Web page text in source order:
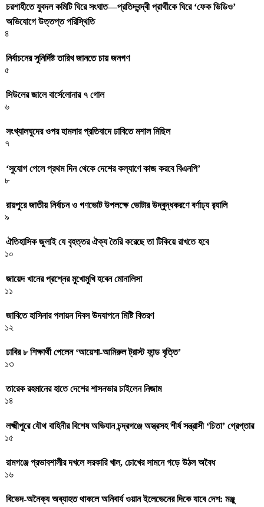
চরশাহীতে যুবদল কমিটি ঘিরে সংঘাত—প্রতিদ্বন্দ্বী প্রার্থীকে ঘিরে ‘ফেক ভিডিও’
অভিযোগে উত্তপ্ত পরিস্থিতি
৪
নির্বাচনের সুনির্দিষ্ট তারিখ জানতে চায় জনগণ
৫
সিউলের জালে বার্সেলোনার ৭ গোল
৬
সংখ্যালঘুদের ওপর হামলার প্রতিবাদে ঢাবিতে মশাল মিছিল
৭
‌‘সুযোগ পেলে প্রথম দিন থেকে দেশের কল্যাণে কাজ করবে বিএনপি’
৮
রায়পুরে জাতীয় নির্বাচন ও গণভোট উপলক্ষে ভোটার উদ্বুদ্ধকরণে বর্ণাঢ্য র‍্যালি
৯
ঐতিহাসিক জুলাই যে বৃহত্তর ঐক্য তৈরি করেছে তা টিকিয়ে রাখতে হবে
১০
জায়েদ খানের প্রশ্নের মুখোমুখি হবেন মোনালিসা
১১
জাবিতে হাসিনার পলায়ন দিবস উদযাপনে মিষ্টি বিতরণ
১২
ঢাবির ৮ শিক্ষার্থী পেলেন ‘আয়েশা-আমিরুল ট্রাস্ট ফান্ড বৃত্তি’
১৩
তারেক রহমানের হাতে দেশের শাসনভার চাইলেন নিজাম
১৪
লক্ষ্মীপুরে যৌথ বাহিনীর বিশেষ অভিযান চন্দ্রগঞ্জে অস্ত্রসহ শীর্ষ সন্ত্রাসী ‘চিতা’ গ্রেপ্তার
১৫
রামগঞ্জে প্রভাবশালীর দখলে সরকারি খাল, চোখের সামনে গড়ে উঠল অবৈধ
১৬
বিভেদ-অনৈক্য অব্যাহত থাকলে অনিবার্য ওয়ান ইলেভেনের দিকে যাবে দেশ: মঞ্জু